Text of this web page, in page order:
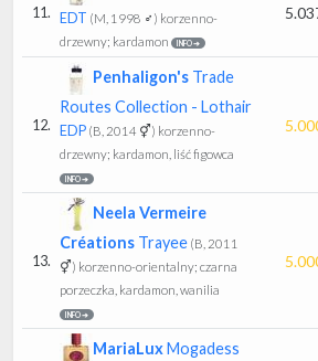
11. EDT (M, 1998 ♂) korzenno-
drzewny; kardamon
INFO ➔
12.
Penhaligon's Trade
Routes Collection - Lothair
EDP (B, 2014 ⚥) korzenno-
drzewny; kardamon, liść figowca
INFO ➔
13.
Neela Vermeire
Créations Trayee (B, 2011
⚥) korzenno-orientalny; czarna
porzeczka, kardamon, wanilia
INFO ➔
MariaLuxMogadess